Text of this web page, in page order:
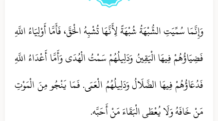
وَإِنَّمَا سُمِّيَتِ الشُّبْهَةُ شُبْهَةً لِأَنَّهَا تُشْبِهُ الْحَقَّ، فَأَمَّا أَوْلِيَاءُ اللَّهِ
فَضِيَاؤُهُمْ فِيهَا الْيَقِينُ وَدَلِيلُهُمْ سَمْتُ الْهُدَى وَأَمَّا أَعْدَاءُ اللَّهِ
فَدُعَاؤُهُمْ فِيهَا الضَّلَالُ وَدَلِيلُهُمُ الْعَمَى. فَمَا يَنْجُو مِنَ الْمَوْتِ
مَنْ خَافَهُ وَلَا يُعْطَى الْبَقَاءَ مَنْ أَحَبَّه.